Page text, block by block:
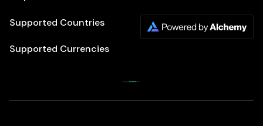
Supported Countries
Supported Currencies